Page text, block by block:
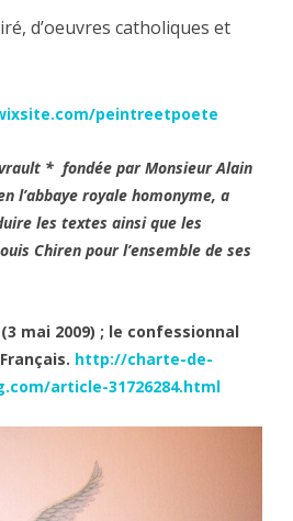
d’oeuvres catholiques et
peintreetpoete
* fondée par Monsieur Alain
l’abbaye royale homonyme, a
les textes ainsi que les
Chiren pour l’ensemble de ses
(3 mai 2009) ; le confessionnal
http://charte-de-
article-31726284.html